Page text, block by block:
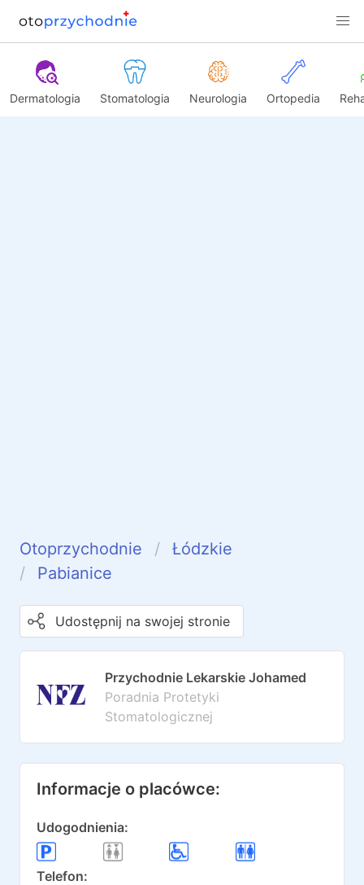
Dermatologia Stomatologia Neurologia Ortopedia
Otoprzychodnie
Łódzkie
Pabianice
Udostępnij na swojej stronie
Przychodnie Lekarskie Johamed
Poradnia Protetyki
Stomatologicznej
Informacje o placówce:
Udogodnienia:
Telefon: